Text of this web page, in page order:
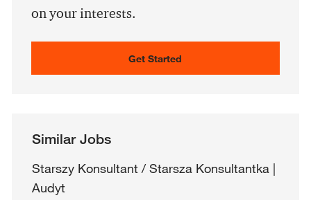
on your interests.
Get Started
Similar Jobs
Starszy Konsultant / Starsza Konsultantka |
Audyt